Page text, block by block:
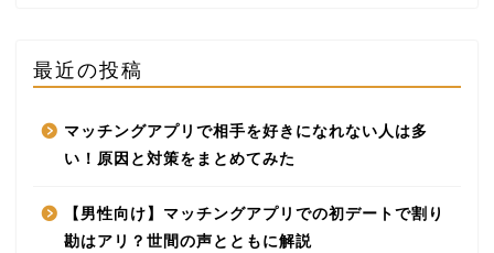
最近の投稿
マッチングアプリで相手を好きになれない人は多
い！原因と対策をまとめてみた
【男性向け】マッチングアプリでの初デートで割り
勘はアリ？世間の声とともに解説